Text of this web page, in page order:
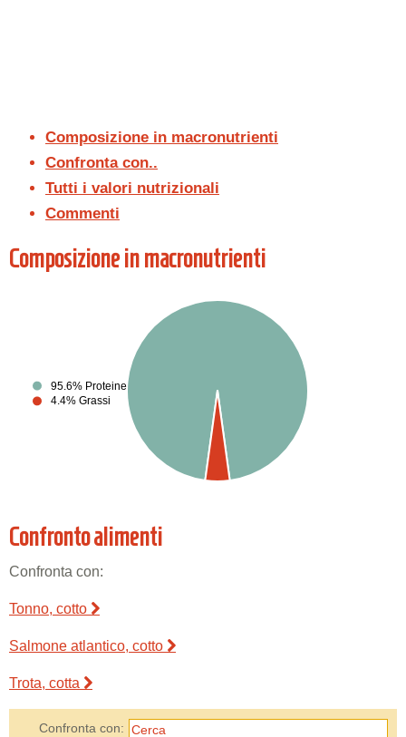
Composizione in macronutrienti
Confronta con..
Tutti i valori nutrizionali
Commenti
Composizione in macronutrienti
95.6% Proteine
4.4% Grassi
Confronto alimenti
Confronta con:
Tonno, cotto
Salmone atlantico, cotto
Trota, cotta
Confronta con: